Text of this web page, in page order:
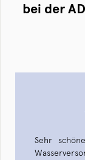
bei der
Sehr